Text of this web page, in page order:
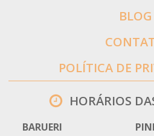
BLOG
POLÍTICA DE
HORÁRIOS
BARUERI